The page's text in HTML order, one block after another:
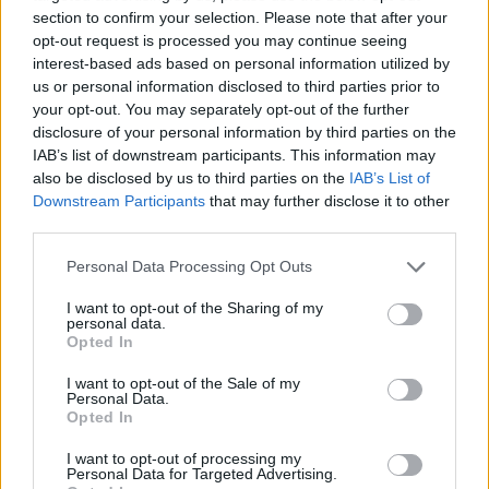
section to confirm your selection. Please note that after your
opt-out request is processed you may continue seeing
interest-based ads based on personal information utilized by
us or personal information disclosed to third parties prior to
your opt-out. You may separately opt-out of the further
disclosure of your personal information by third parties on the
IAB’s list of downstream participants. This information may
also be disclosed by us to third parties on the IAB’s List of
Downstream Participants that may further disclose it to other
Personal Data Processing Opt Outs
I want to opt-out of the Sharing of my
personal data.
Opted In
I want to opt-out of the Sale of my
Personal Data.
Opted In
I want to opt-out of processing my
Personal Data for Targeted Advertising.
Francuz to kolejny z graczy z przeszłością w CS:GO,
którzy będąc na zakręcie swoich karier postanowili
przenieść do VALORANTA. Były reprezentant Teamu
Envy i Teamu LDLC taką decyzję podjął jeszcze pod
koniec ubiegłego roku, ale dopiero w połowie lutego
znalazł stałe zatrudnienie. Wtedy to angaż
zaproponowało mu Finest, którego zawodnikiem jest
Michał "MOLSI" Łącki, a które szukało piątego członka
VALORANT Champions Tour 2021, niemniej
upragnionego sukcesu nie udało się osiągnąć, bo
ekipa na VALORANT Masters nie awansowała.
Mimo to xms na prestiżowym turnieju wystąpi,
aczkolwiek już w nowych barwach, zostając
przynajmniej na jakiś czas następcą Viliusa "krea6oNa"
Malinauskasa. – Mogę z radością ogłosić, że na kolejne
trzy miesiące dołączam w ramach testów do Alliance.